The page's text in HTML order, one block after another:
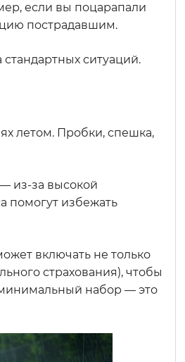
если вы поцарапали
пострадавшим.
ситуаций.
летом. Пробки, спешка,
из-за высокой
помогут избежать
включать не только
страхования), чтобы
набор — это